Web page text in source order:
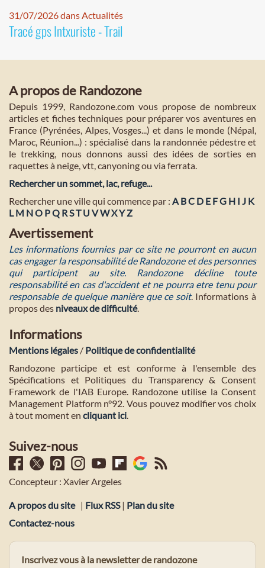
31/07/2026 dans Actualités
Tracé gps Intxuriste - Trail
A propos de Randozone
Depuis 1999, Randozone.com vous propose de nombreux
articles et fiches techniques pour préparer vos aventures en
France (Pyrénées, Alpes, Vosges...) et dans le monde (Népal,
Maroc, Réunion...) : spécialisé dans la randonnée pédestre et
le trekking, nous donnons aussi des idées de sorties en
raquettes à neige, vtt, canyoning ou via ferrata.
Rechercher un sommet, lac, refuge...
Rechercher une ville qui commence par : A BC D E FG H I J K
L M NO PQ R ST U VWXY Z
Avertissement
Les informations fournies par ce site ne pourront en aucun
cas engager la responsabilité de Randozone et des personnes
qui participent au site. Randozone décline toute
responsabilité en cas d'accident et ne pourra etre tenu pour
responsable de quelque manière que ce soit. Informations à
propos des niveaux de difficulté.
Informations
Mentions légales / Politique de confidentialité
Randozone participe et est conforme à l'ensemble des
Spécifications et Politiques du Transparency & Consent
Framework de l'IAB Europe. Randozone utilise la Consent
Management Platform n°92. Vous pouvez modifier vos choix
à tout moment en cliquant ici
Suivez-nous
Concepteur : Xavier Argeles
A propos du site | Flux RSS| Plan du site
Contactez-nous
Inscrivez vous à la newsletter de randozone